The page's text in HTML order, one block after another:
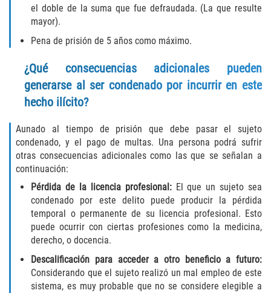
DUI with Drugs
Firearm Crimes
Fraud Crimes
Auto Insurance Fraud
Check Fraud
Credit Card Fraud
Health Care Fraud
Real Estate Fraud
Welfare Fraud
Unemployment Insurance Fraud
el doble de la suma que fue defraudada. (La que resulte
mayor).
Pena de prisión de 5 años como máximo.
¿Qué consecuencias adicionales pueden
generarse al ser condenado por incurrir en este
hecho ilícito?
Aunado al tiempo de prisión que debe pasar el sujeto
condenado, y el pago de multas. Una persona podrá sufrir
otras consecuencias adicionales como las que se señalan a
continuación:
Pérdida de la licencia profesional:El que un sujeto sea
condenado por este delito puede producir la pérdida
temporal o permanente de su licencia profesional. Esto
puede ocurrir con ciertas profesiones como la medicina,
derecho, o docencia.
Descalificación para acceder a otro beneficio a futuro:
Considerando que el sujeto realizó un mal empleo de este
sistema, es muy probable que no se considere elegible a